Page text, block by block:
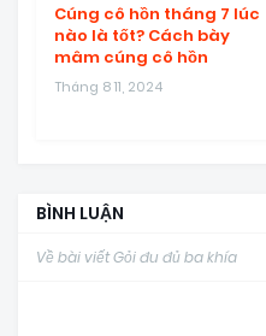
Cúng cô hồn tháng 7 lúc
nào là tốt? Cách bày
mâm cúng cô hồn
Tháng 8 11, 2024
BÌNH LUẬN
Về bài viết Gỏi đu đủ ba khía